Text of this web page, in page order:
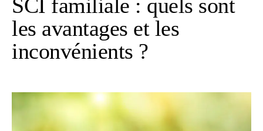
SCI familiale : quels sont
les avantages et les
inconvénients ?